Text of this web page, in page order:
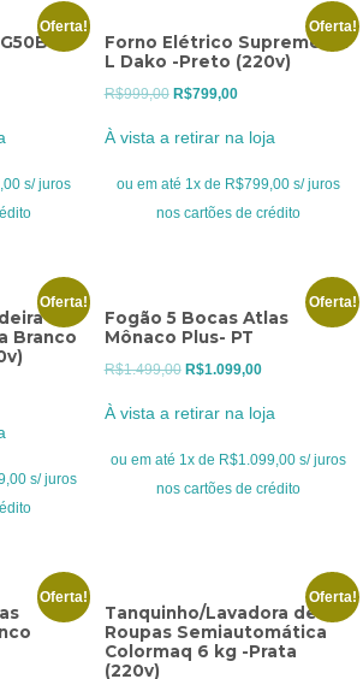
Oferta!
s/ juros
Oferta!
Forno Elétrico Supreme 44
L Dako -Preto (220v)
R$999,00 O
era:
R$999,00.
R$799,00O
atual
é:
R$799,00.
À vista a retirar na loja
ou em até 1x de R$799,00 s/ juros
nos cartões de crédito
Oferta!
Branco
s/ juros
Oferta!
Fogão 5 Bocas Atlas
Mônaco Plus- PT
R$1.499,00 O
era:
R$1.499,00.
R$1.099,00O
atual
é:
R$1.099,00.
À vista a retirar na loja
ou em até 1x de R$1.099,00 s/ juros
nos cartões de crédito
Oferta! Oferta!
Tanquinho/Lavadora de
Roupas Semiautomática
Colormaq 6 kg -Prata
(220v)